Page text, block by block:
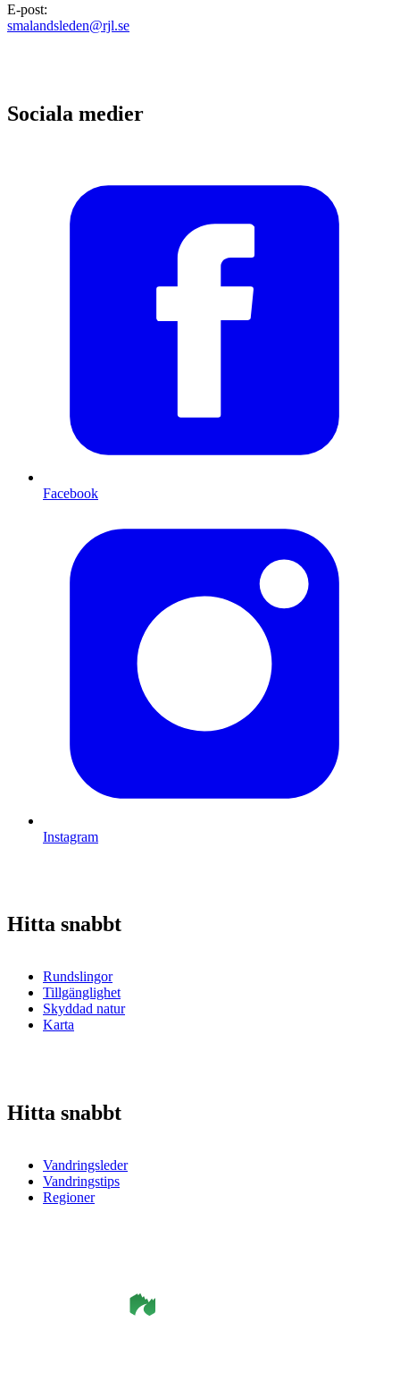
E-post:
smalandsleden@rjl.se
Sociala medier
Facebook
Instagram
Hitta snabbt
Rundslingor
Tillgänglighet
Skyddad natur
Karta
Hitta snabbt
Vandringsleder
Vandringstips
Regioner